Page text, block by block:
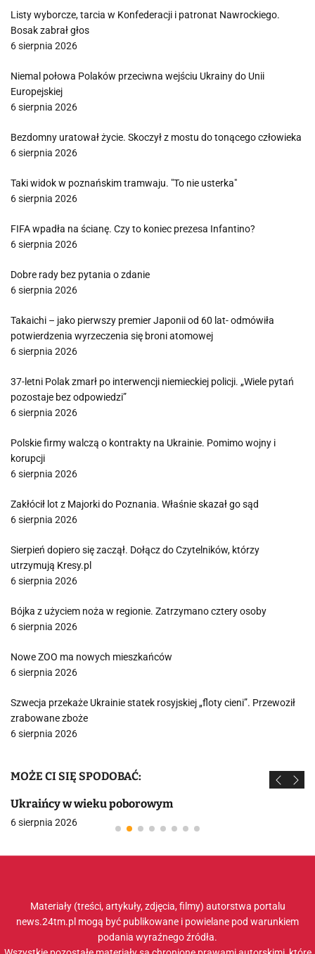
Listy wyborcze, tarcia w Konfederacji i patronat Nawrockiego.
Bosak zabrał głos
6 sierpnia 2026
Niemal połowa Polaków przeciwna wejściu Ukrainy do Unii
Europejskiej
6 sierpnia 2026
Bezdomny uratował życie. Skoczył z mostu do tonącego człowieka
6 sierpnia 2026
Taki widok w poznańskim tramwaju. "To nie usterka"
6 sierpnia 2026
FIFA wpadła na ścianę. Czy to koniec prezesa Infantino?
6 sierpnia 2026
Dobre rady bez pytania o zdanie
6 sierpnia 2026
Takaichi – jako pierwszy premier Japonii od 60 lat- odmówiła
potwierdzenia wyrzeczenia się broni atomowej
6 sierpnia 2026
37-letni Polak zmarł po interwencji niemieckiej policji. „Wiele pytań
pozostaje bez odpowiedzi”
6 sierpnia 2026
Polskie firmy walczą o kontrakty na Ukrainie. Pomimo wojny i
korupcji
6 sierpnia 2026
Zakłócił lot z Majorki do Poznania. Właśnie skazał go sąd
6 sierpnia 2026
Sierpień dopiero się zaczął. Dołącz do Czytelników, którzy
utrzymują Kresy.pl
6 sierpnia 2026
Bójka z użyciem noża w regionie. Zatrzymano cztery osoby
6 sierpnia 2026
Nowe ZOO ma nowych mieszkańców
6 sierpnia 2026
Szwecja przekaże Ukrainie statek rosyjskiej „floty cieni”. Przewoził
zrabowane zboże
6 sierpnia 2026
MOŻE CI SIĘ SPODOBAĆ:
Ukraińcy w wieku poborowym
6 sierpnia 2026
Materiały (treści, artykuły, zdjęcia, filmy) autorstwa portalu
news.24tm.pl mogą być publikowane i powielane pod warunkiem
podania wyraźnego źródła.